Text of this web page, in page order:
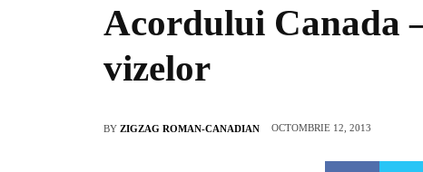
Acordului Canada
vizelor
BY ZIGZAG ROMAN-CANADIAN OCTOMBRIE 12, 2013